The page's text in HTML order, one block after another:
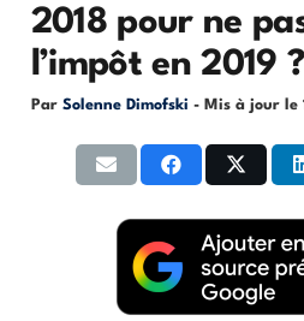
2018 pour ne
l’impôt en 2019 ?
Par Solenne Dimofski - Mis à jour le